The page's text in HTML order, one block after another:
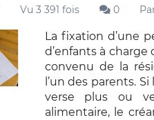
Vu 3 391 fois 0
La fixation d’une
d’enfants à
convenu de la
l’un des parents.
verse plus ou
alimentaire, le